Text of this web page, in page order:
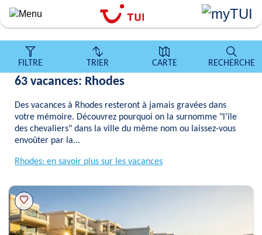
Aller
contenu
principal
FILTRE TRIER CARTE RECHERCHE
63 vacances: Rhodes
Des vacances à Rhodes resteront à jamais gravées dans
votre mémoire. Découvrez pourquoi on la surnomme "l’île
des chevaliers" dans la ville du même nom ou laissez-vous
envoûter par la...
Rhodes: en savoir plus sur les vacances